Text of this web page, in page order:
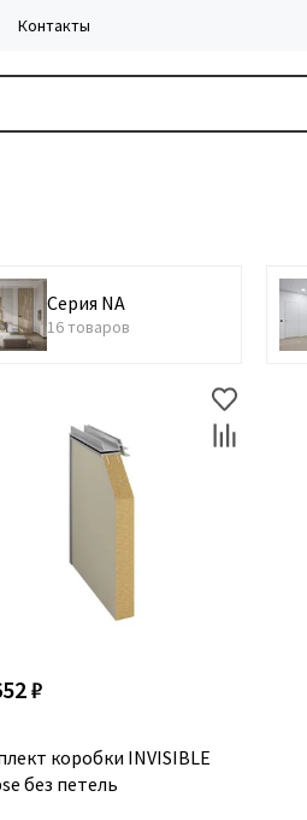
Контакты
Серия NA
16 товаров
₽
коробки INVISIBLE
без петель